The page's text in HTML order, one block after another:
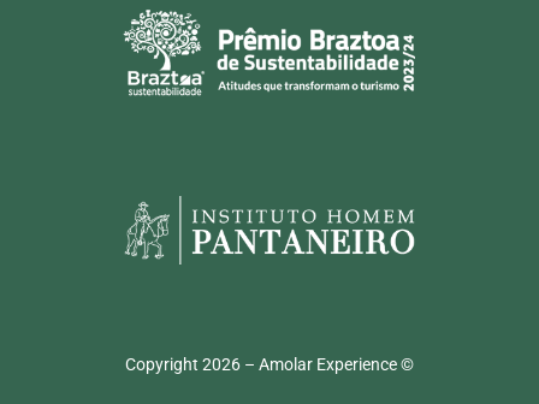
Copyright 2026 – Amolar Experience ©